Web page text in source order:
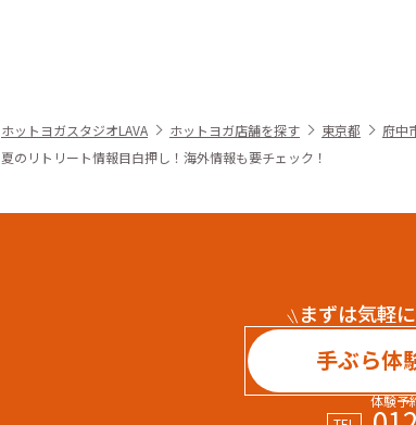
ホットヨガスタジオLAVA ホットヨガ店舗を探す 東京都 府中
夏のリトリート情報目白押し！海外情報も要チェック！
まずは気軽
手ぶら体
体験予